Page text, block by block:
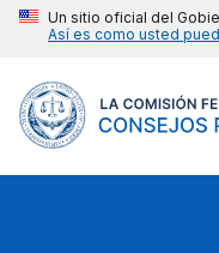
Un sitio oficial del
Así es como usted